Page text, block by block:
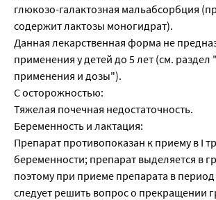
глюкозо-галактозная мальабсорбция
содержит лактозы моногидрат).
Данная лекарственная форма не
применения у детей до 5 лет (см. раздел
применения и дозы").
С осторожностью:
Тяжелая почечная недостаточность.
Беременность и лактация:
Препарат противопоказан к приему в I
беременности; препарат выделяется в
поэтому при приеме препарата в
следует решить вопрос о прекращении